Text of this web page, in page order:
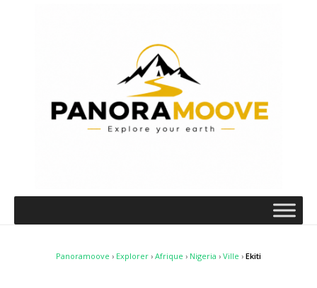
Panoramoove › Explorer › Afrique › Nigeria › Ville › Ekiti